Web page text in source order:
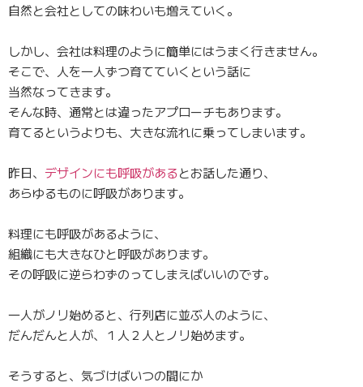
自然と会社としての味わいも増えていく。
しかし、会社は料理のように簡単にはうまく行きません。
そこで、人を一人ずつ育てていくという話に
当然なってきます。
そんな時、通常とは違ったアプローチもあります。
育てるというよりも、大きな流れに乗ってしまいます。
昨日、 デザインにも呼吸があるとお話した通り、
あらゆるものに呼吸があります。
料理にも呼吸があるように、
組織にも大きなひと呼吸があります。
その呼吸に逆らわずのってしまえばいいのです。
一人がノリ始めると、行列店に並ぶ人のように、
だんだんと人が、１人２人とノリ始めます。
そうすると、気づけばいつの間にか